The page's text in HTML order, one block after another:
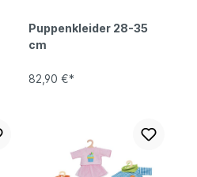
Puppenkleider 28-35
cm
82,90 €*